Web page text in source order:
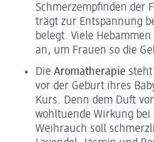
Schmerzempfinden der
trägt zur Entspannung
belegt. Viele
an, um Frauen so die
Die Aromatherapie
vor der Geburt ihres
Kurs. Denn dem Duft
wohltuende Wirkung bei
Weihrauch soll